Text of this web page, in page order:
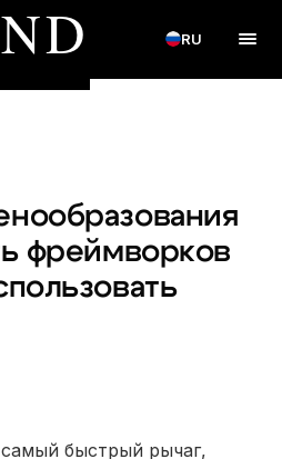
RU
фреймворков
быстрый рычаг,